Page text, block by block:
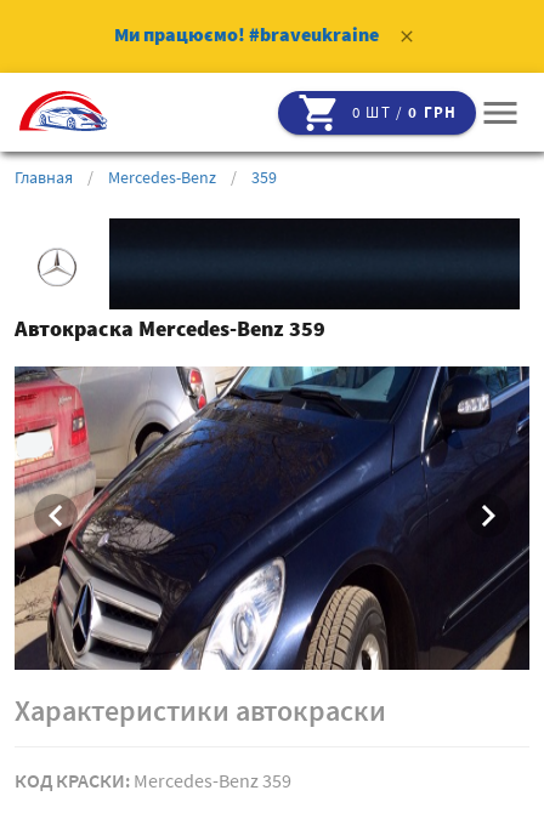
Ми працюємо! #braveukraine clear
shopping_cart 0 ШТ /0 ГРН menu
Главная / Mercedes-Benz / 359
Автокраска Mercedes-Benz 359
chevron_left chevron_right
Характеристики автокраски
КОД КРАСКИ: Mercedes-Benz 359